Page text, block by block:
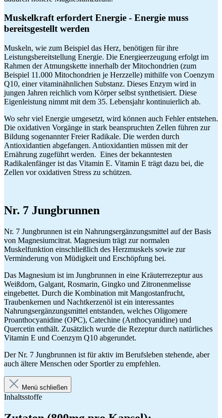
Muskelkraft erfordert Energie - Energie muss
bereitsgestellt werden
Muskeln, wie zum Beispiel das Herz, benötigen für ihre
Leistungsbereitstellung Energie. Die Energieerzeugung erfolgt im
Rahmen der Atmungskette innerhalb der Mitochondrien (zum
Beispiel 11.000 Mitochondrien je Herzzelle) mithilfe von Coenzym
Q10, einer vitaminähnlichen Substanz. Dieses Enzym wird in
jungen Jahren reichlich vom Körper selbst synthetisiert. Diese
Eigenleistung nimmt mit dem 35. Lebensjahr kontinuierlich ab.
Wo sehr viel Energie umgesetzt, wird können auch Fehler entstehen.
Die oxidativen Vorgänge in stark beanspruchten Zellen führen zur
Bildung sogenannter Freier Radikale. Die werden durch
Antioxidantien abgefangen. Antioxidantien müssen mit der
Ernährung zugeführt werden. Eines der bekanntesten
Radikalenfänger ist das Vitamin E. Vitamin E trägt dazu bei, die
Zellen vor oxidativen Stress zu schützen.
Nr. 7 Jungbrunnen
Nr. 7 Jungbrunnen ist ein Nahrungsergänzungsmittel auf der Basis
von Magnesiumcitrat. Magnesium trägt zur normalen
Muskelfunktion einschließlich des Herzmuskels sowie zur
Verminderung von Müdigkeit und Erschöpfung bei.
Das Magnesium ist im Jungbrunnen in eine Kräuterrezeptur aus
Weißdorn, Galgant, Rosmarin, Gingko und Zitronenmelisse
eingebettet. Durch die Kombination mit Mangostanfrucht,
Traubenkernen und Nachtkerzenöl ist ein interessantes
Nahrungsergänzungsmittel entstanden, welches Oligomere
Proanthocyanidine (OPC), Catechine (Anthocyanidine) und
Quercetin enthält. Zusätzlich wurde die Rezeptur durch natürliches
Vitamin E und Coenzym Q10 abgerundet.
Der Nr. 7 Jungbrunnen ist für aktiv im Berufsleben stehende, aber
auch ältere Menschen oder Sportler zu empfehlen.
Menü schließen
Inhaltsstoffe